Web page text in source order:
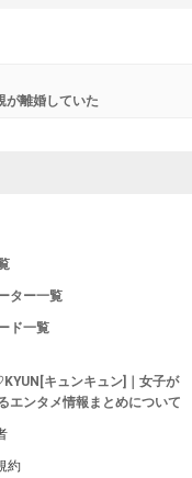
が離婚していた
ター一覧
ド一覧
キュンキュン]｜女子が
エンタメ情報まとめについて
約